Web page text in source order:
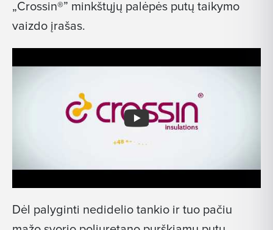
„Crossin®” minkštųjų palėpės putų taikymo
vaizdo įrašas.
Dėl palyginti nedidelio tankio ir tuo pačiu